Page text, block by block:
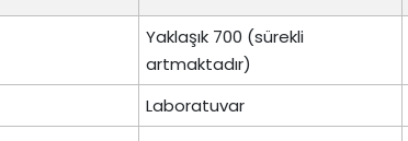
Yaklaşık 700 (sürekli
artmaktadır)
Laboratuvar